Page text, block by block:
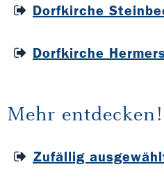
Dorfkirche
Dorfkirche
Mehr entdecken!
Zufällig